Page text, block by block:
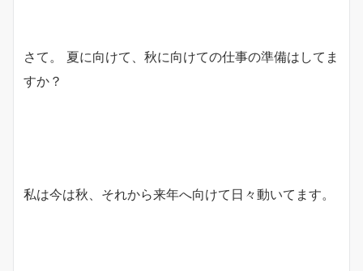
さて。 夏に向けて、秋に向けての仕事の準備はしてま
すか？
私は今は秋、それから来年へ向けて日々動いてます。